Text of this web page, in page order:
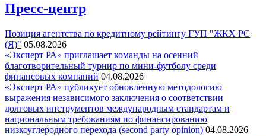
Пресс-центр
Позиция агентства по кредитному рейтингу ГУП "ЖКХ РС
(Я)" 05.08.2026
«Эксперт РА» приглашает команды на осенний
благотворительный турнир по мини-футболу среди
финансовых компаний 04.08.2026
«Эксперт РА» публикует обновленную методологию
выражения независимого заключения о соответствии
долговых инструментов международным стандартам и
национальным требованиям по финансированию
низкоуглеродного перехода (second party opinion) 04.08.2026